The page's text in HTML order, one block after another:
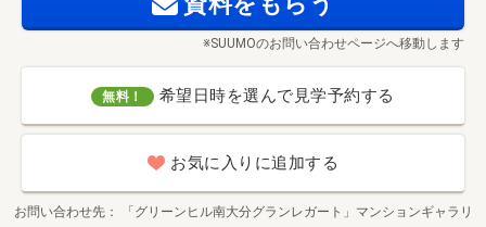
※SUUMOのお問い合わせページへ移動します
無料！ 希望日時を選んで見学予約する
お気に入りに追加する
お問い合わせ先
「グリーンヒル南大分グランレガート」マンションギャラリ